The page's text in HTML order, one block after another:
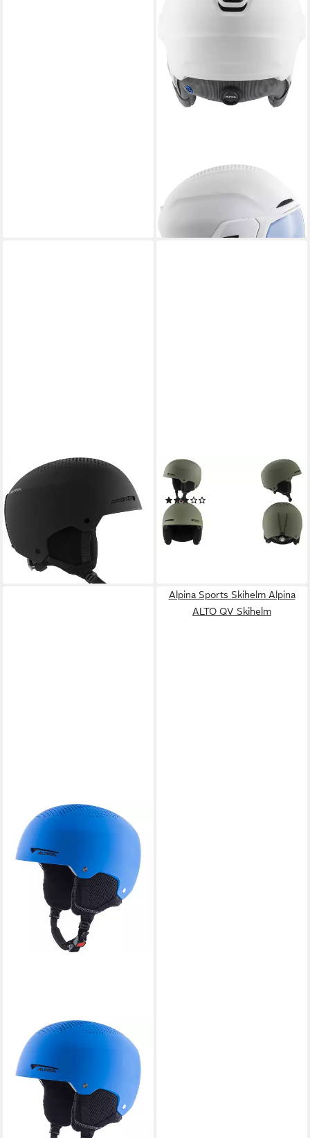
ALPINA
Skihelm
leider ausverkauft
ALPINA SPORTS
Skihelm Alpina Arber Skihelm
Snowboardhelm black matt
UVP 99,99 €
-10%
lieferbar - in 4-5 Werktagen bei dir
ALPINA
Skihelm ARBER
89,99 €
-10%
lieferbar - in 4-5 Werktagen bei dir
Alpina Sports Skihelm Alpina
ALTO QV Skihelm